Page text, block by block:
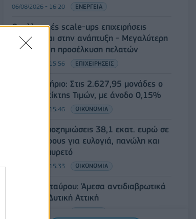
06/08/2026 - 16:20 ΕΝΕΡΓΕΙΑ
Οι ελληνικές scale-ups επιχειρήσεις
στρέφονται στην ανάπτυξη - Μεγαλύτερη
πρόκληση η προσέλκυση πελατών
06/08/2026 - 15:56 ΕΠΙΧΕΙΡΗΣΕΙΣ
Χρηματιστήριο: Στις 2.627,95 μονάδες ο
Γενικός Δείκτης Τιμών, με άνοδο 0,15%
06/08/2026 - 15:46 ΟΙΚΟΝΟΜΙΑ
ΥΠΑΑΤ: Αποζημιώσεις 38,1 εκατ. ευρώ σε
κτηνοτρόφους για ευλογιά, πανώλη και
αφθώδη πυρετό
06/08/2026 - 15:33 ΟΙΚΟΝΟΜΙΑ
Στ. Παπασταύρου: Άμεσα αντιδιαβρωτικά
έργα στη Δυτική Αττική